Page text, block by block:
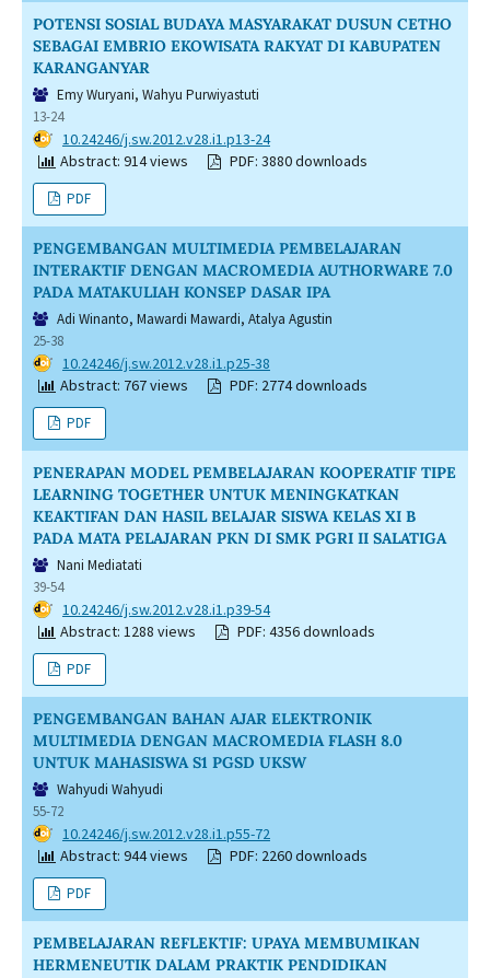
POTENSI SOSIAL BUDAYA MASYARAKAT DUSUN CETHO
SEBAGAI EMBRIO EKOWISATA RAKYAT DI KABUPATEN
KARANGANYAR
Emy Wuryani, Wahyu Purwiyastuti
13-24
DOI: 10.24246/j.sw.2012.v28.i1.p13-24
Abstract: 914 views
PDF: 3880 downloads
PDF
PENGEMBANGAN MULTIMEDIA PEMBELAJARAN
INTERAKTIF DENGAN MACROMEDIA AUTHORWARE 7.0
PADA MATAKULIAH KONSEP DASAR IPA
Adi Winanto, Mawardi Mawardi, Atalya Agustin
25-38
DOI: 10.24246/j.sw.2012.v28.i1.p25-38
Abstract: 767 views
PDF: 2774 downloads
PDF
PENERAPAN MODEL PEMBELAJARAN KOOPERATIF TIPE
LEARNING TOGETHER UNTUK MENINGKATKAN
KEAKTIFAN DAN HASIL BELAJAR SISWA KELAS XI B
PADA MATA PELAJARAN PKN DI SMK PGRI II SALATIGA
Nani Mediatati
39-54
DOI: 10.24246/j.sw.2012.v28.i1.p39-54
Abstract: 1288 views
PDF: 4356 downloads
PDF
PENGEMBANGAN BAHAN AJAR ELEKTRONIK
MULTIMEDIA DENGAN MACROMEDIA FLASH 8.0
UNTUK MAHASISWA S1 PGSD UKSW
Wahyudi Wahyudi
55-72
DOI: 10.24246/j.sw.2012.v28.i1.p55-72
Abstract: 944 views
PDF: 2260 downloads
PDF
PEMBELAJARAN REFLEKTIF: UPAYA MEMBUMIKAN
HERMENEUTIK DALAM PRAKTIK PENDIDIKAN